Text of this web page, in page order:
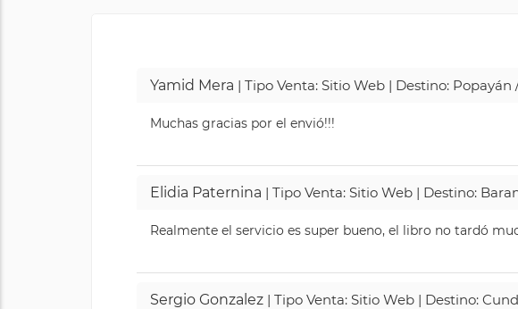
Yamid Mera | Tipo Venta: Sitio Web | Destino:
Muchas gracias por el envió!!!
Elidia Paternina | Tipo Venta: Sitio Web | Destino:
Realmente el servicio es super bueno, el libro no tardó
Sergio Gonzalez | Tipo Venta: Sitio Web | Destino: